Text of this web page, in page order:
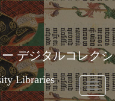
デジタルコレクシ
Libraries
Toggle